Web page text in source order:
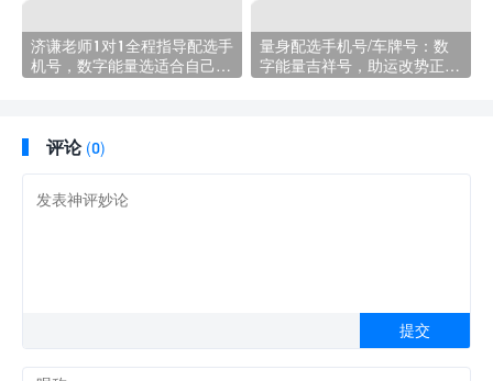
济谦老师1对1全程指导配选手
机号，数字能量选适合自己的
量身配选手机号/车牌号：数
字能量吉祥号，助运改势正当
评论 (0)